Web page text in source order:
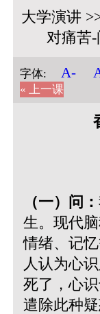
大学演讲
对痛苦
字体: A-
« 上一课
（一）问：
生。现代
情绪、记
人认为心
死了，心
遣除此种疑